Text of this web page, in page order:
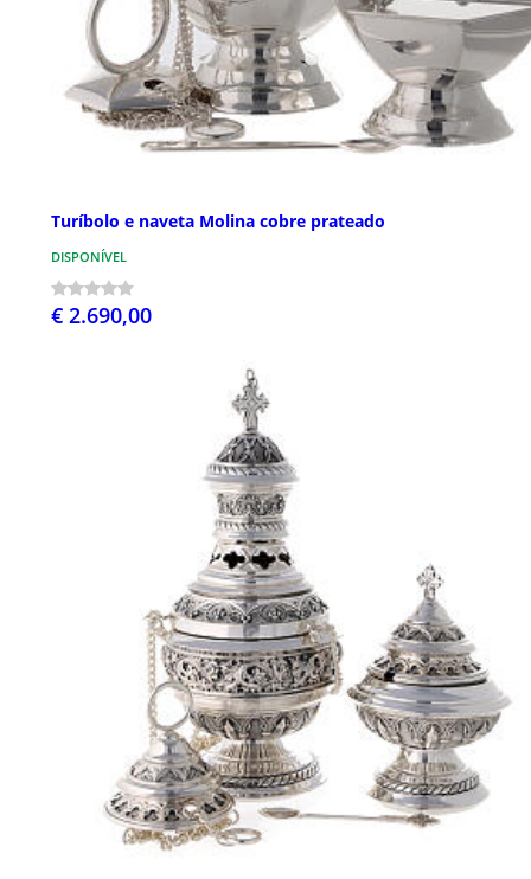
Turíbolo e naveta Molina cobre prateado
DISPONÍVEL
€ 2.690,00